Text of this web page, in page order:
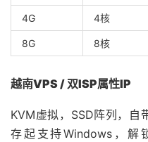
4G 4核
8G 8核
越南VPS / 双ISP属性IP
KVM虚拟，SSD阵列，自
存起支持Windows，解